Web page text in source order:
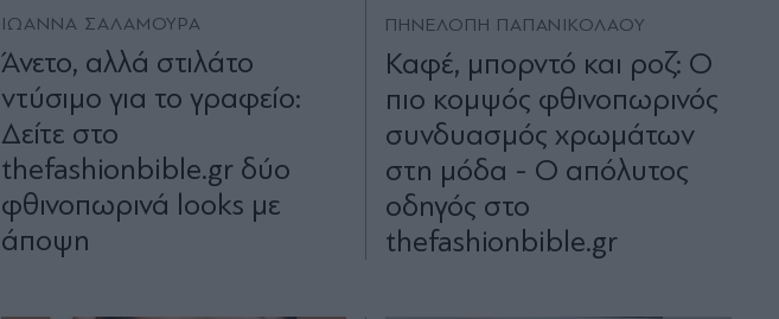
ΙΩΑΝΝΑ ΣΑΛΑΜΟΥΡΑ
Άνετο, αλλά στιλάτο
ντύσιμο για το γραφείο:
Δείτε στο
thefashionbible.gr δύο
φθινοπωρινά looks με
άποψη
ΠΗΝΕΛΟΠΗ ΠΑΠΑΝΙΚΟΛΑΟΥ
Καφέ, μπορντό και ροζ: Ο
πιο κομψός φθινοπωρινός
συνδυασμός χρωμάτων
στη μόδα - Ο απόλυτος
οδηγός στο
thefashionbible.gr